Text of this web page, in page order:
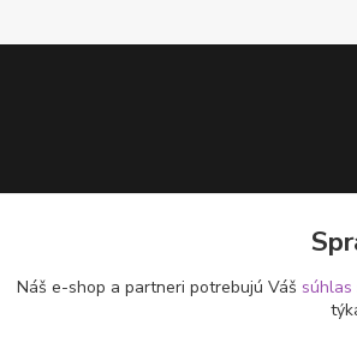
Náš e-shop a partneri potrebujú Váš súhlas